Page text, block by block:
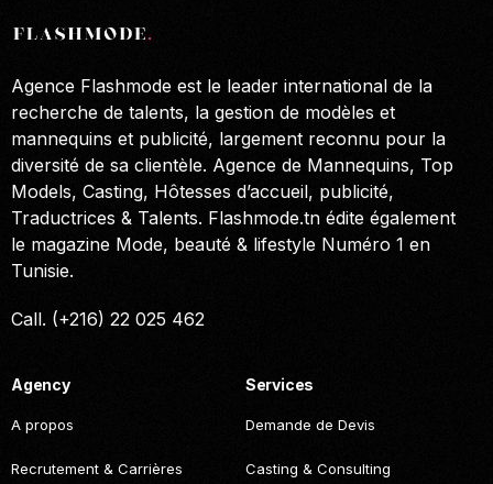
Agence Flashmode est le leader international de la
recherche de talents, la gestion de modèles et
mannequins et publicité, largement reconnu pour la
diversité de sa clientèle. Agence de Mannequins, Top
Models, Casting, Hôtesses d’accueil, publicité,
Traductrices & Talents. Flashmode.tn édite également
le magazine Mode, beauté & lifestyle Numéro 1 en
Tunisie.
Call. (+216) 22 025 462
Agency
A propos
Recrutement & Carrières
Services
Demande de Devis
Casting & Consulting